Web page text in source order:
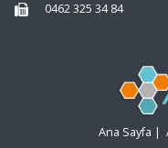
0462 325 34 84
Ana Sayfa |